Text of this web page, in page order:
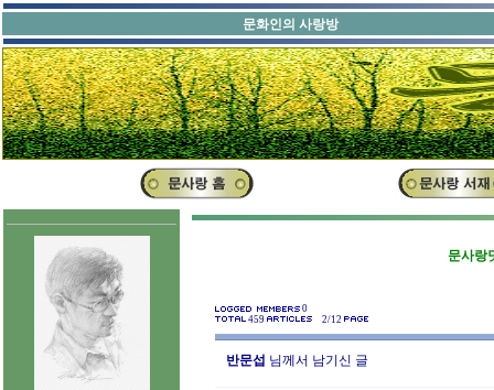
문화인의 사랑방
문사랑
0
459
2/12
반문섭 님께서 남기신 글